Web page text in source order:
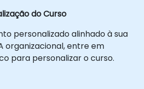
do Curso
personalizado alinhado à sua
organizacional, entre em
para personalizar o curso.